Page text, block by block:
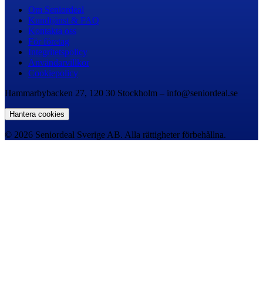
Om Seniordeal
Kundtjänst & FAQ
Kontakta oss
För företag
Integritetspolicy
Användarvillkor
Cookiepolicy
Hammarbybacken 27, 120 30 Stockholm – info@seniordeal.se
Hantera cookies
© 2026 Seniordeal Sverige AB. Alla rättigheter förbehållna.